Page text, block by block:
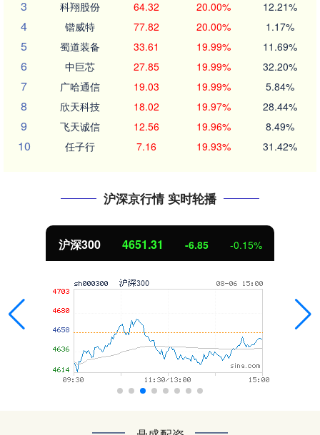
3 科翔股份 64.32 20.00% 12.21%
4 锴威特 77.82 20.00% 1.17%
5 蜀道装备 33.61 19.99% 11.69%
6 中巨芯 27.85 19.99% 32.20%
7 广哈通信 19.03 19.99% 5.84%
8 欣天科技 18.02 19.97% 28.44%
9 飞天诚信 12.56 19.96% 8.49%
10 任子行 7.16 19.93% 31.42%
沪深京行情 实时轮播
沪深300 4651.31 -6.85 -0.15%